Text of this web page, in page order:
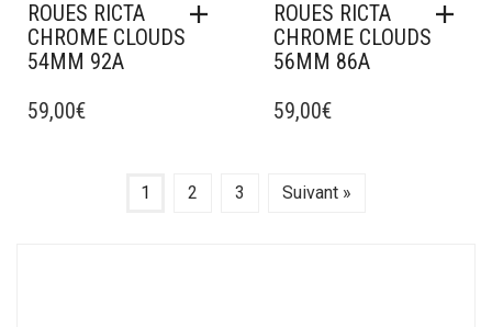
ROUES RICTA
CHROME CLOUDS
54MM 92A
59,00€
ROUES RICTA
CHROME CLOUDS
56MM 86A
59,00€
1 2 3 Suivant »